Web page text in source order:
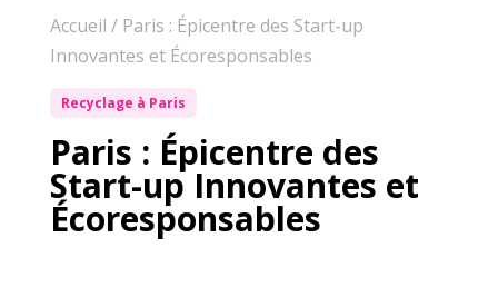
Accueil / Paris : Épicentre des Start-up
Innovantes et Écoresponsables
Recyclage à Paris
Paris : Épicentre des
Start-up Innovantes et
Écoresponsables